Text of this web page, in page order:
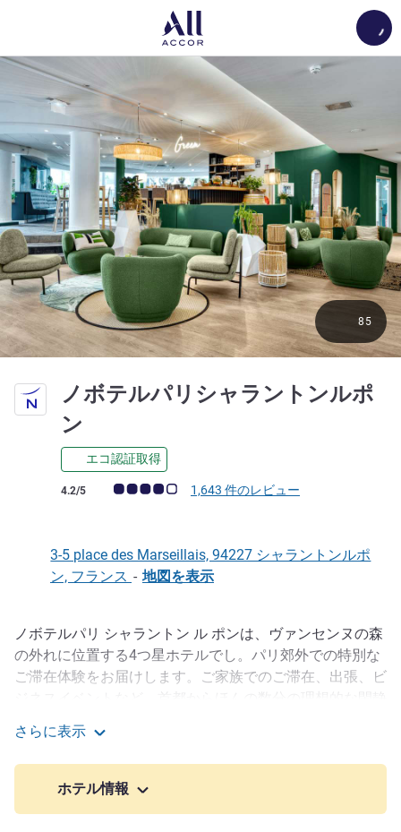
ノボテルパリシャラントンルポ
ン
エコ認証取得
お客さまの声 (確認済みレビュー アコーホテルズ)
4.2/5 1,643 件のレビュー
85
3-5 place des Marseillais, 94227 シャラントンルポ
ン, フランス - 地図を表示
説明
ノボテルパリ シャラントン ル ポンは、ヴァンセンヌの森
の外れに位置する4つ星ホテルでし。パリ郊外での特別な
ご滞在体験をお届けします。ご家族でのご滞在、出張、ビ
な環境、シャラントン ル ポンに位置しています。10室の
ミーティングルームをご予約いただけます。パリ近郊での
インスピレーションあふれるセミナーの開催にぜひご利用
ください。ご参加のお客さまにはファミリールームでのご
さらに表示
ホテル情報